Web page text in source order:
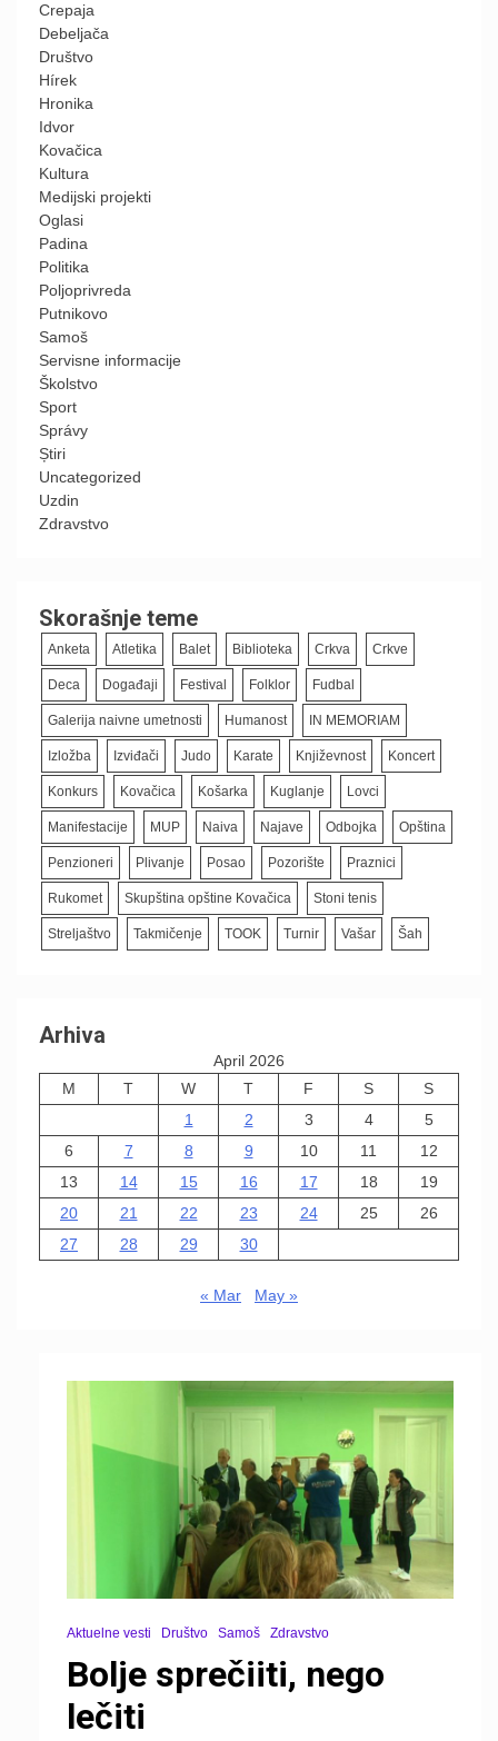
Crepaja
Debeljača
Društvo
Hírek
Hronika
Idvor
Kovačica
Kultura
Medijski projekti
Oglasi
Padina
Politika
Poljoprivreda
Putnikovo
Samoš
Servisne informacije
Školstvo
Sport
Správy
Știri
Uncategorized
Uzdin
Zdravstvo
Skorašnje teme
Anketa Atletika Balet Biblioteka Crkva Crkve
Deca Događaji Festival Folklor Fudbal
Galerija naivne umetnosti Humanost IN MEMORIAM
Izložba Izviđači Judo Karate Književnost Koncert
Konkurs Kovačica Košarka Kuglanje Lovci
Manifestacije MUP Naiva Najave Odbojka Opština
Penzioneri Plivanje Posao Pozorište Praznici
Rukomet Skupština opštine Kovačica Stoni tenis
Streljaštvo Takmičenje TOOK Turnir Vašar Šah
Arhiva
April 2026
M
T W T F S
S
1
2 3 4
5
6
7 8 9 10 11
12
13
14 15 16 17 18
19
20
21 22 23 24 25
26
27
28 29 30
« Mar May »
Aktuelne vesti Društvo Samoš Zdravstvo
Bolje sprečiiti, nego
lečiti